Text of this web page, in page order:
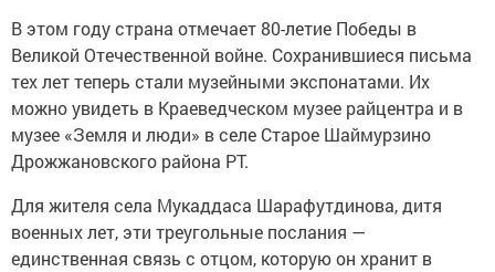
В этом году страна отмечает 80-летие Победы в
Великой Отечественной войне. Сохранившиеся письма
тех лет теперь стали музейными экспонатами. Их
можно увидеть в Краеведческом музее райцентра и в
музее «Земля и люди» в селе Старое Шаймурзино
Дрожжановского района РТ.
Для жителя села Мукаддаса Шарафутдинова, дитя
военных лет, эти треугольные послания —
единственная связь с отцом, которую он хранит в